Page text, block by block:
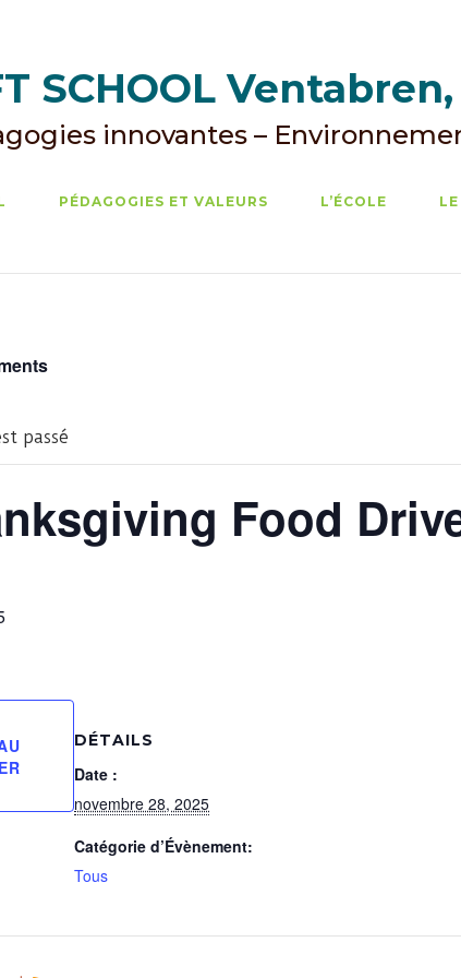
SCHOOL
innovantes –
PÉDAGOGIES ET VALEURS L’ÉCOLE
passé
Food
DÉTAILS
Date :
novembre 28, 2025
Catégorie d’Évènement:
Tous